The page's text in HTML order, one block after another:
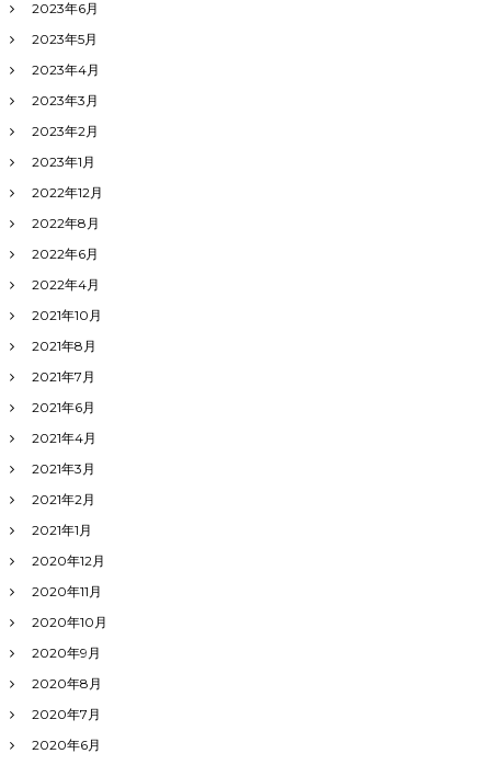
2023年6月
2023年5月
2023年4月
2023年3月
2023年2月
2023年1月
2022年12月
2022年8月
2022年6月
2022年4月
2021年10月
2021年8月
2021年7月
2021年6月
2021年4月
2021年3月
2021年2月
2021年1月
2020年12月
2020年11月
2020年10月
2020年9月
2020年8月
2020年7月
2020年6月